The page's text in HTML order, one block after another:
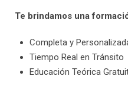
Te brindamos una
Completa y
Tiempo Real en Tránsito
Educación Teórica